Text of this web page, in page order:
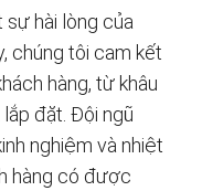
sự hài lòng của
chúng tôi cam kết
hàng, từ khâu
đặt. Đội ngũ
nghiệm và nhiệt
hàng có được